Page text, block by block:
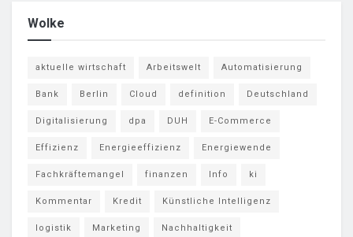
Wolke
aktuelle wirtschaft Arbeitswelt Automatisierung
Bank Berlin Cloud definition Deutschland
Digitalisierung dpa DUH E-Commerce
Effizienz Energieeffizienz Energiewende
Fachkräftemangel finanzen Info ki
Kommentar Kredit Künstliche Intelligenz
logistik Marketing Nachhaltigkeit